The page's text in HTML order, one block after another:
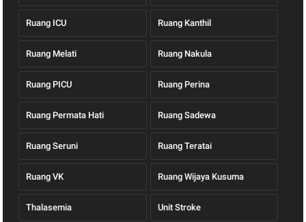
Ruang ICU Ruang Kanthil
Ruang Melati Ruang Nakula
Ruang PICU Ruang Perina
Ruang Permata Hati Ruang Sadewa
Ruang Seruni Ruang Teratai
Ruang VK Ruang Wijaya Kusuma
Thalasemia Unit Stroke